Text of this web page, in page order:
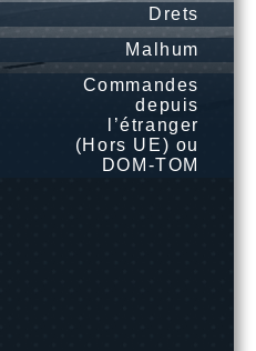
Drets
Malhum
Commandes
depuis
l’étranger
(Hors UE) ou
DOM-TOM